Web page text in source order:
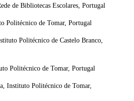
de Bibliotecas Escolares, Portugal
Politécnico de Tomar, Portugal
Politécnico de Castelo Branco,
Politécnico de Tomar, Portugal
Instituto Politécnico de Tomar,